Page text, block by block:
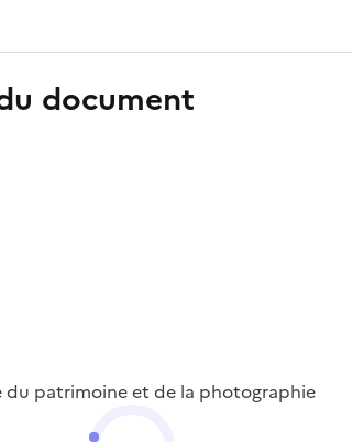
document
du patrimoine et de la photographie